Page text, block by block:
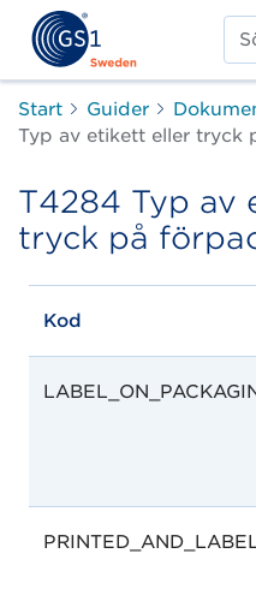
Start Guider
Typ av etikett eller tryck
T4284 Typ av
tryck på
Kod